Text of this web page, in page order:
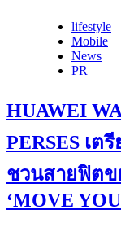
lifestyle
Mobile
News
PR
HUAWEI
PERSES เต
ชวนสายฟิตข
‘MOVE